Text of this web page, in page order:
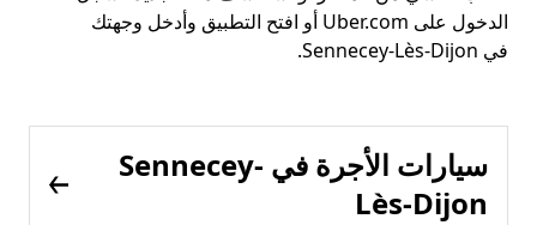
الدخول على Uber.com أو افتح التطبيق وأدخل وجهتك
في Sennecey-Lès-Dijon.
سيارات الأجرة في Sennecey-
Lès-Dijon